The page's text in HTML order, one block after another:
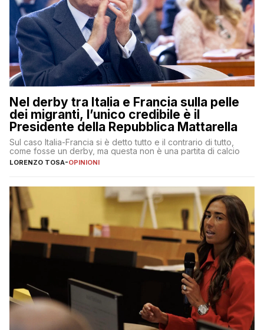
Nel derby tra Italia e Francia sulla pelle
dei migranti, l’unico credibile è il
Presidente della Repubblica Mattarella
Sul caso Italia-Francia si è detto tutto e il contrario di tutto,
come fosse un derby, ma questa non è una partita di calcio
LORENZO TOSA-OPINIONI